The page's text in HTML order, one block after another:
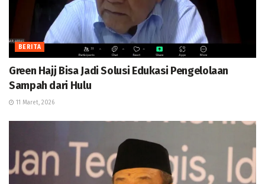
BERITA
Green Hajj Bisa Jadi Solusi Edukasi Pengelolaan
Sampah dari Hulu
11 Maret, 2026